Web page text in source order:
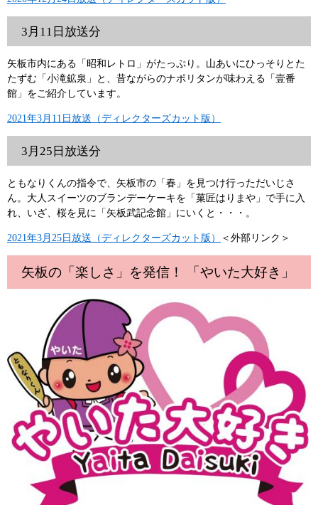
3月11日放送分
矢板市内にある「昭和レトロ」がたっぷり。山あいにひっそりとた
たずむ「小滝鉱泉」と、昔ながらのナポリタンが味わえる「壹番
館」をご紹介しています。
2021年3月11日放送（ディレクターズカット版）
3月25日放送分
ともなりくんの指令で、矢板市の「春」を見つけ行っただいじさ
ん。大人スイーツのブランデーケーキを「菓匠はりまや」で手に入
れ、いざ、桜を見に「矢板武記念館」にいくと・・・。
2021年3月25日放送（ディレクターズカット版） ＜外部リンク＞
矢板の「楽しさ」を発信！ 「やいた大好き」